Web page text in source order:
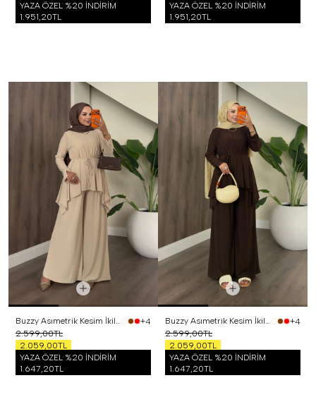
YAZA ÖZEL %20 İNDİRİM
1.951,20TL
YAZA ÖZEL %20 İNDİRİM
1.951,20TL
Buzzy Asımetrik Kesim İkili Takım Bej
+4
2.599,00TL
2.059,00TL
YAZA ÖZEL %20 İNDİRİM
1.647,20TL
Buzzy Asımetrik Kesim İkili Takım Kahverengi
+4
2.599,00TL
2.059,00TL
YAZA ÖZEL %20 İNDİRİM
1.647,20TL